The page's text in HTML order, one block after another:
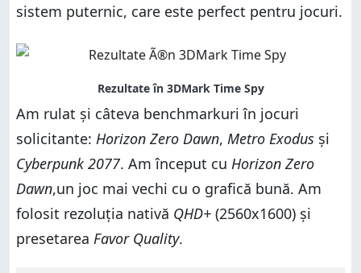
sistem puternic, care este perfect pentru jocuri.
Am rulat și câteva benchmarkuri în jocuri
solicitante: Horizon Zero Dawn, Metro Exodus și
Cyberpunk 2077. Am început cu Horizon Zero
Dawn,un joc mai vechi cu o grafică bună. Am
folosit rezoluția nativă QHD+ (2560x1600) și
presetarea Favor Quality.